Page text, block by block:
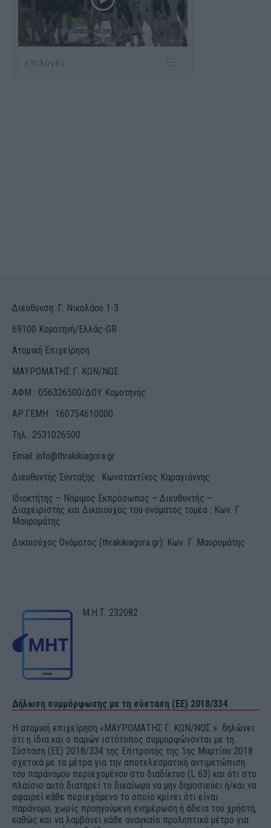
Διεύθυνση: Γ. Νικολάου 1-3
69100 Κομοτηνή/Ελλάς-GR
Ατομική Επιχείρηση
ΜΑΥΡΟΜΑΤΗΣ Γ. ΚΩΝ/ΝΟΣ
ΑΦΜ : 056326500/ΔOΥ Κομοτηνής
ΑΡ.ΓΕΜΗ : 160754610000
Τηλ.: 2531026500
Email: info@thrakikiagora.gr
Διευθυντής Σύνταξης : Κωνσταντίνος Καραγιάννης
Ιδιοκτήτης – Νόμιμος Εκπρόσωπος – Διευθυντής –
Διαχειριστής και Δικαιούχος του ονόματος τομέα : Κων. Γ.
Μαυρομάτης
Δικαιούχος Ονόματος (thrakikiagora.gr): Κων. Γ. Μαυρομάτης
Μ.Η.Τ. 232082
Δήλωση συμμόρφωσης με τη σύσταση (ΕΕ) 2018/334
Η ατομική επιχείρηση «ΜΑΥΡΟΜΑΤΗΣ Γ. ΚΩΝ/ΝΟΣ » δηλώνει
ότι η ίδια και ο παρών ιστότοπος συμμορφώνονται με τη
Σύσταση (ΕΕ) 2018/334 της Επιτροπής της 1ης Μαρτίου 2018
σχετικά με τα μέτρα για την αποτελεσματική αντιμετώπιση
του παράνομου περιεχομένου στο διαδίκτυο (L 63) και ότι στο
πλαίσιο αυτό διατηρεί το δικαίωμα να μην δημοσιεύει ή/και να
αφαιρεί κάθε περιεχόμενο το οποίο κρίνει ότι είναι
παράνομο, χωρίς προηγούμενη ενημέρωση ή άδεια του χρήστη,
καθώς και να λαμβάνει κάθε αναγκαίο προληπτικό μέτρο για